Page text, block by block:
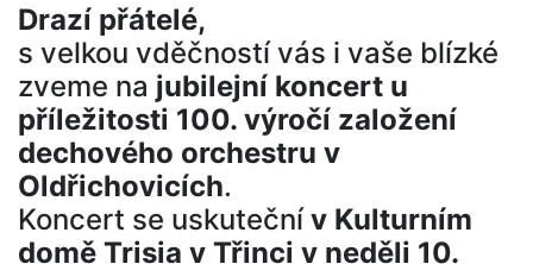
Drazí přátelé,
s velkou vděčností vás i vaše blízké
zveme na jubilejní koncert u
příležitosti 100. výročí založení
dechového orchestru v
Oldřichovicích.
Koncert se uskutečnív Kulturním
domě Trisia v Třinci v neděli 10.